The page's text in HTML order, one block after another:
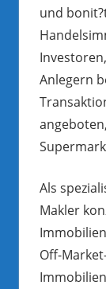
und
Anlegern
Als
Makler
Off-